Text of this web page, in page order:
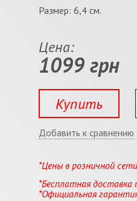
Размер: 6,4 см.
Цена:
1099 грн
Купить
Добавить к сравнению
*Цены в розничной
*Бесплатная доставка
*Официальная